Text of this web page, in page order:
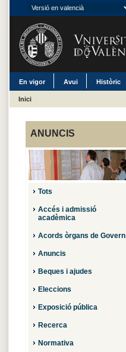
En vigor Avui Històric
Inici
ANUNCIS
Tots
Accés i admissió
acadèmica
Acords òrgans de Govern
Anuncis
Beques i ajudes
Eleccions
Exposició pública
Recerca
Normativa